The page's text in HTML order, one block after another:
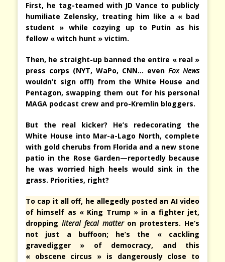
First, he tag-teamed with JD Vance to publicly
humiliate Zelensky, treating him like a « bad
student » while cozying up to Putin as his
fellow « witch hunt » victim.
Then, he straight-up banned the entire « real »
press corps (NYT, WaPo, CNN… even Fox News
wouldn’t sign off!) from the White House and
Pentagon, swapping them out for his personal
MAGA podcast crew and pro-Kremlin bloggers.
But the real kicker? He’s redecorating the
White House into Mar-a-Lago North, complete
with gold cherubs from Florida and a new stone
patio in the Rose Garden—reportedly because
he was worried high heels would sink in the
grass. Priorities, right?
To cap it all off, he allegedly posted an AI video
of himself as « King Trump » in a fighter jet,
dropping literal fecal matteron protesters. He’s
not just a buffoon; he’s the « cackling
gravedigger » of democracy, and this
« obscene circus » is dangerously close to